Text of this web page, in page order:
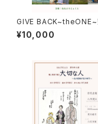
GIVE BACK~theONE~
（「能登応援」ドネーション
¥10,000